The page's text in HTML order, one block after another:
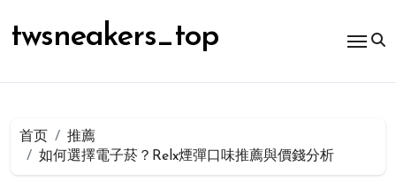
容
twsneakers_top
首页
推薦
如何選擇電子菸？Relx煙彈口味推薦與價錢分析